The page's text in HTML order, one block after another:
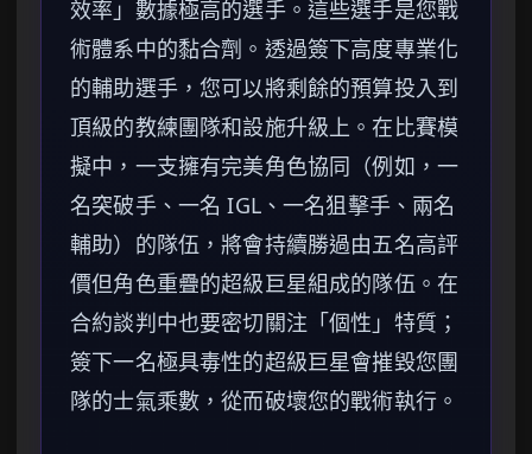
效率」數據極高的選手。這些選手是您戰
術體系中的黏合劑。透過簽下高度專業化
的輔助選手，您可以將剩餘的預算投入到
頂級的教練團隊和設施升級上。在比賽模
擬中，一支擁有完美角色協同（例如，一
名突破手、一名 IGL、一名狙擊手、兩名
輔助）的隊伍，將會持續勝過由五名高評
價但角色重疊的超級巨星組成的隊伍。在
合約談判中也要密切關注「個性」特質；
簽下一名極具毒性的超級巨星會摧毀您團
隊的士氣乘數，從而破壞您的戰術執行。